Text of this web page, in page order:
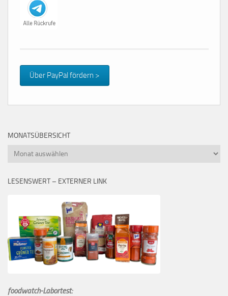
Über PayPal fördern >
MONATSÜBERSICHT
Monatsübersicht
LESENSWERT – EXTERNER LINK
foodwatch-Labortest: